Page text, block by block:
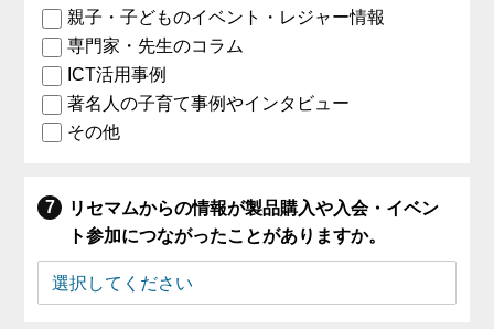
親子・子どものイベント・レジャー情報
専門家・先生のコラム
ICT活用事例
著名人の子育て事例やインタビュー
その他
リセマムからの情報が製品購入や入会・イベン
ト参加につながったことがありますか。